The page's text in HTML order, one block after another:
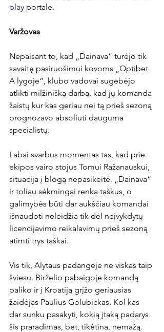
play portale.
Varžovas
Nepaisant to, kad „Dainava“ turėjo tik
savaitę pasiruošimui kovoms „Optibet
A lygoje“, klubo vadovai sugebėjo
atlikti milžinišką darbą, kad jų komanda
žaistų kur kas geriau nei tą prieš sezoną
prognozavo absoliuti dauguma
specialistų.
Labai svarbus momentas tas, kad prie
ekipos vairo stojus Tomui Ražanauskui,
situacija į blogą nepasikeitė. „Dainava“
ir toliau sėkmingai renka taškus, o
galimybės būti dar aukščiau komandai
išnaudoti neleidžia tik dėl neįvykdytų
licencijavimo reikalavimų prieš sezoną
atimti trys taškai.
Vis tik, Alytaus padangėje ne viskas taip
šviesu. Birželio pabaigoje komandą
paliko ir į Kroatiją grįžo geriausias
žaidėjas Paulius Golubickas. Kol kas
dar sunku pasakyti, kokią įtaką padarys
šis praradimas, bet, tikėtina, nemažą.